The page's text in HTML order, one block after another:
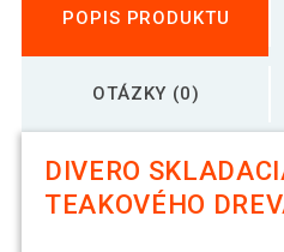
POPIS PRODUKTU
OTÁZKY (0)
DIVERO
TEAKOVÉHO